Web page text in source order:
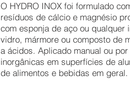
O HYDRO INOX foi formulado
resíduos de cálcio e magnésio
com esponja de aço ou qualquer
vidro, mármore ou composto de
a ácidos. Aplicado manual ou
inorgânicas em superfícies de
de alimentos e bebidas em geral.